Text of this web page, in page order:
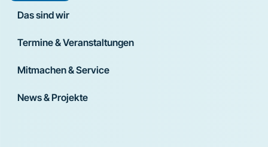
Das sind wir
Termine & Veranstaltungen
Mitmachen & Service
News & Projekte